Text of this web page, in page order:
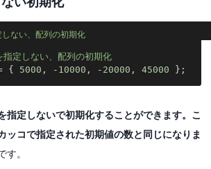
ない、配列の初期化
しない、配列の初期化
{ 5000 , - 10000 , - 20000 , 45000 } ;
指定しないで初期化することができます。こ
ッコで指定された初期値の数と同じになりま
す。